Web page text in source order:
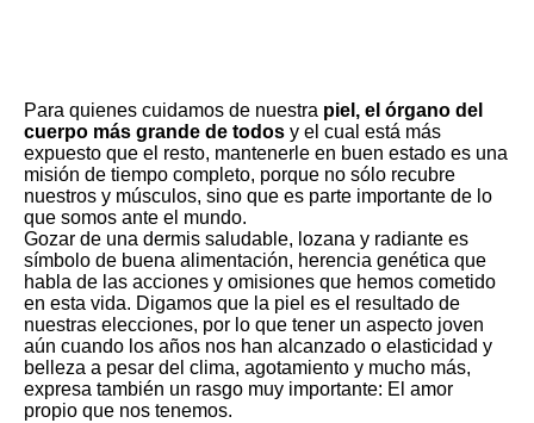
Para quienes cuidamos de nuestra piel, el órgano del
cuerpo más grande de todos y el cual está más
expuesto que el resto, mantenerle en buen estado es una
misión de tiempo completo, porque no sólo recubre
nuestros y músculos, sino que es parte importante de lo
que somos ante el mundo.
Gozar de una dermis saludable, lozana y radiante es
símbolo de buena alimentación, herencia genética que
habla de las acciones y omisiones que hemos cometido
en esta vida. Digamos que la piel es el resultado de
nuestras elecciones, por lo que tener un aspecto joven
aún cuando los años nos han alcanzado o elasticidad y
belleza a pesar del clima, agotamiento y mucho más,
expresa también un rasgo muy importante: El amor
propio que nos tenemos.